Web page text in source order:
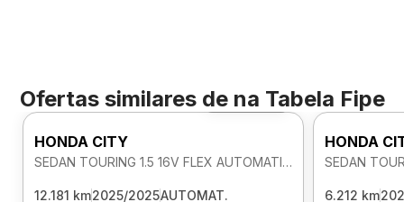
Ofertas similares de na Tabela Fipe
Foto 360º
HONDA CITY
SEDAN TOURING 1.5 16V FLEX AUTOMATICO
12.181 km2025/2025AUTOMAT.
HONDA
6.212 km